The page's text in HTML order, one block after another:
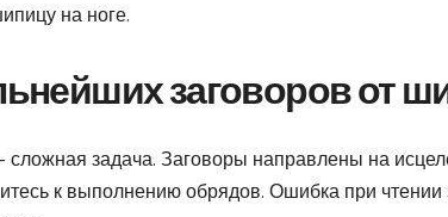
на ноге.
заговоров от
сложная задача. Заговоры направлены на
к выполнению обрядов. Ошибка при чтении